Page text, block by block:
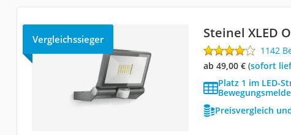
Vergleichssieger Steinel XLED
1142
ab 49,00 €( Sofort
Platz 1 im LED-
Preisvergleich